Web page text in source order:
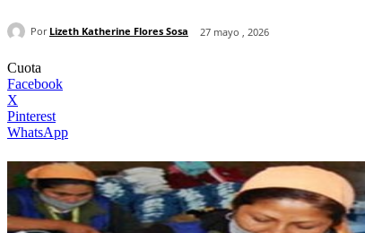
Por Lizeth Katherine Flores Sosa 27 mayo , 2026
Cuota
Facebook
X
Pinterest
WhatsApp